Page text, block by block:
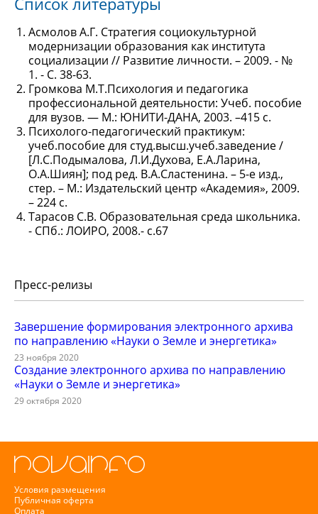
Асмолов А.Г. Стратегия социокультурной
модернизации образования как института
социализации // Развитие личности. – 2009. - №
1. - С. 38-63.
Громкова М.Т.Психология и педагогика
профессиональной деятельности: Учеб. пособие
для вузов. — М.: ЮНИТИ-ДАНА, 2003. –415 с.
Психолого-педагогический практикум:
учеб.пособие для студ.высш.учеб.заведение /
[Л.С.Подымалова, Л.И.Духова, Е.А.Ларина,
О.А.Шиян]; под ред. В.А.Сластенина. – 5-е изд.,
стер. – М.: Издательский центр «Академия», 2009.
– 224 с.
Тарасов С.В. Образовательная среда школьника.
- СПб.: ЛОИРО, 2008.- с.67
Пресс-релизы
Завершение формирования электронного архива
по направлению «Науки о Земле и энергетика»
23 ноября 2020
Создание электронного архива по направлению
«Науки о Земле и энергетика»
29 октября 2020
Условия размещения
Публичная оферта
Оплата